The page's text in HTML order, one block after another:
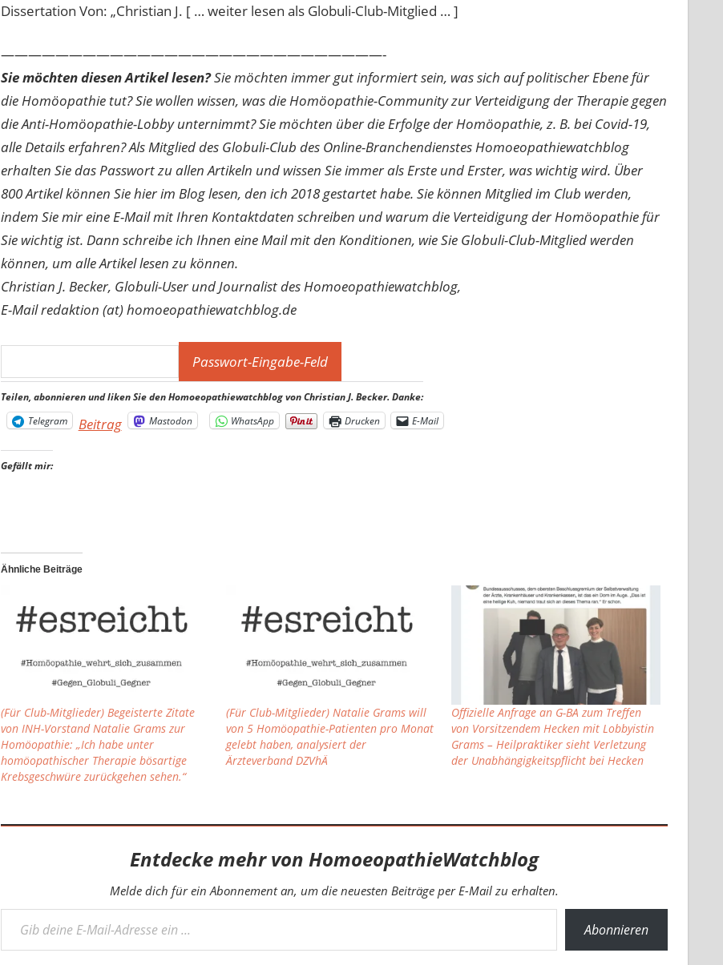
Dissertation Von: „Christian J. [ … weiter lesen als Globuli-Club-Mitglied … ]
————————————————————————————-
Sie möchten diesen Artikel lesen?Sie möchten immer gut informiert sein, was sich auf politischer Ebene für
die Homöopathie tut? Sie wollen wissen, was die Homöopathie-Community zur Verteidigung der Therapie gegen
die Anti-Homöopathie-Lobby unternimmt? Sie möchten über die Erfolge der Homöopathie, z. B. bei Covid-19,
alle Details erfahren? Als Mitglied des Globuli-Club des Online-Branchendienstes Homoeopathiewatchblog
erhalten Sie das Passwort zu allen Artikeln und wissen Sie immer als Erste und Erster, was wichtig wird. Über
800 Artikel können Sie hier im Blog lesen, den ich 2018 gestartet habe. Sie können Mitglied im Club werden,
indem Sie mir eine E-Mail mit Ihren Kontaktdaten schreiben und warum die Verteidigung der Homöopathie für
Sie wichtig ist. Dann schreibe ich Ihnen eine Mail mit den Konditionen, wie Sie Globuli-Club-Mitglied werden
können, um alle Artikel lesen zu können.
Christian J. Becker, Globuli-User und Journalist des Homoeopathiewatchblog,
E-Mail redaktion (at) homoeopathiewatchblog.de
Teilen, abonnieren und liken Sie den Homoeopathiewatchblog von Christian J. Becker. Danke:
Telegram
Beitrag Mastodon WhatsApp Drucken E-Mail
Gefällt mir:
Ähnliche Beiträge
(Für Club-Mitglieder) Begeisterte Zitate
von INH-Vorstand Natalie Grams zur
Homöopathie: „Ich habe unter
homöopathischer Therapie bösartige
Krebsgeschwüre zurückgehen sehen.“
(Für Club-Mitglieder) Natalie Grams will
von 5 Homöopathie-Patienten pro Monat
gelebt haben, analysiert der
Ärzteverband DZVhÄ
Offizielle Anfrage an G-BA zum Treffen
von Vorsitzendem Hecken mit Lobbyistin
Grams – Heilpraktiker sieht Verletzung
der Unabhängigkeitspflicht bei Hecken
Entdecke mehr von HomoeopathieWatchblog
Melde dich für ein Abonnement an, um die neuesten Beiträge per E-Mail zu erhalten.
Gib deine E-Mail-Adresse ein ...
Abonnieren